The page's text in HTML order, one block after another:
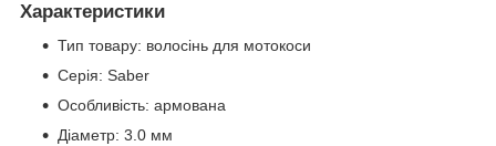
Характеристики
Тип товару: волосінь для мотокоси
Серія: Saber
Особливість: армована
Діаметр: 3.0 мм